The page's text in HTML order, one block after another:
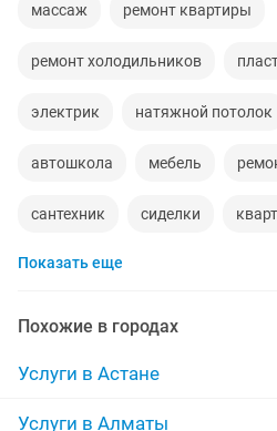
массаж ремонт квартиры
ремонт холодильников
электрик натяжной потолок
автошкола мебель
сантехник сиделки
мебель на заказ
ремонт стиральных машин
заправка картриджей
Показать еще
Похожие в городах
Услуги в Астане
Услуги в Алматы